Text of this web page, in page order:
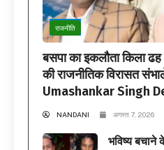
राजनीति
बसपा का इकलौता किला
की राजनीतिक विरासत
Umashankar Singh
NANDANI अगस्त 7, 2026
भविष्य बचाने